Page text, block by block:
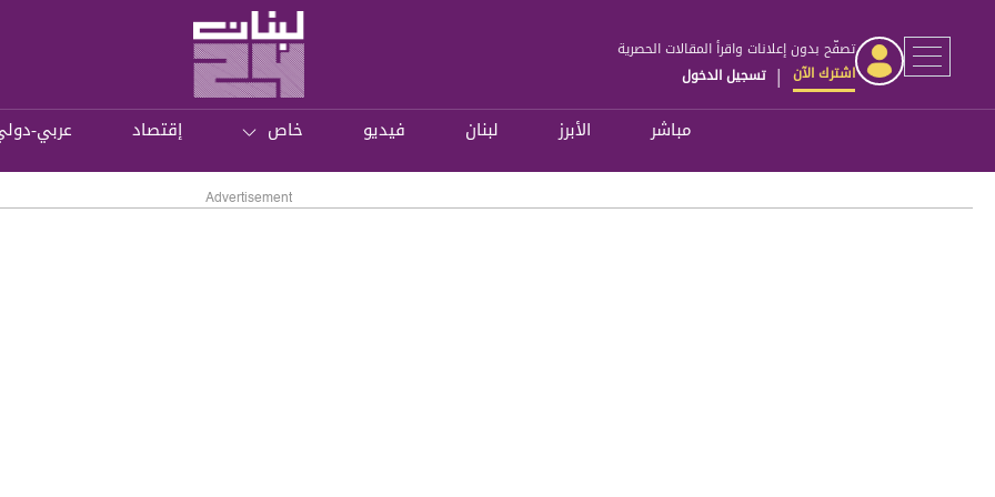
تصفّح بدون إعلانات واقرأ المقالات الحصرية
اشترك الآن | تسجيل الدخول
مباشر الأبرز لبنان فيديو خاص إقتصاد عربي-
Advertisement